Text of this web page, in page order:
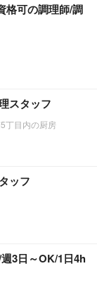
格可の調理師/調
スタッフ
丁目内の厨房
ッフ
3日～OK/1日4h